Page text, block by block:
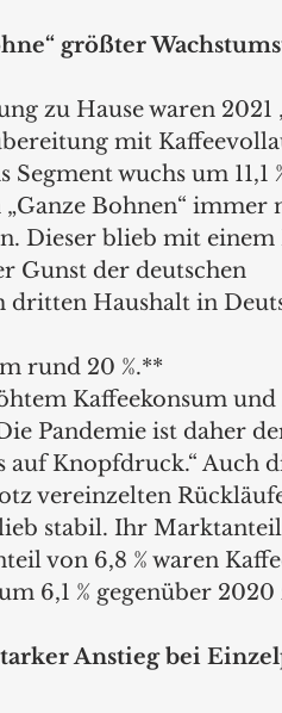
größter
zu Hause waren 2021
mit
wuchs um 11,1
Bohnen“ immer
Dieser blieb mit
Gunst der deutschen
dritten Haushalt in
rund 20 %.**
Kaffeekonsum
Pandemie ist daher
Knopfdruck.“ Auch
vereinzelten
stabil. Ihr
von 6,8 % waren
6,1 % gegenüber
Anstieg bei